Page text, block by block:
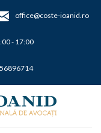
office@coste-ioanid.ro
- 17:00